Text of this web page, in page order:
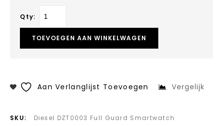
Qty:
TOEVOEGEN AAN WINKELWAGEN
Aan Verlanglijst Toevoegen Vergelijk
SKU:
Diesel DZT0003 Full Guard Smartwatch